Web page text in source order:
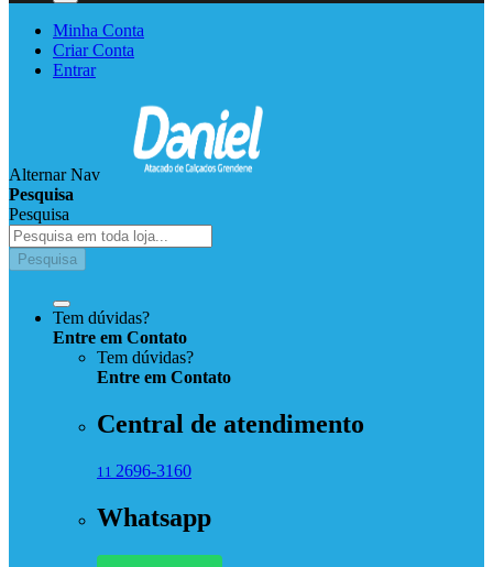
Minha Conta
Criar Conta
Entrar
Alternar Nav
Pesquisa
Pesquisa
Pesquisa
Tem dúvidas?
Entre em Contato
Tem dúvidas?
Entre em Contato
Central de atendimento
11 2696-3160
Whatsapp